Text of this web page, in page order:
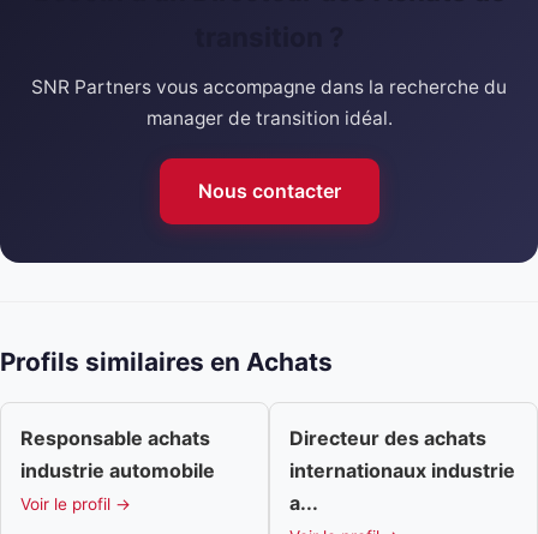
SNR Partners vous accompagne dans la recherche du
manager de transition idéal.
Nous contacter
Profils similaires en Achats
Responsable achats
industrie automobile
Voir le profil →
Directeur des achats
internationaux industrie
a...